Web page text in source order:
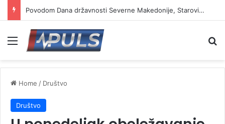
Povodom Dana državnosti Severne Makedonije, Starović i Toškovski u manastiru Prohor Pčinjski
Menu
Home / Društvo
Društvo